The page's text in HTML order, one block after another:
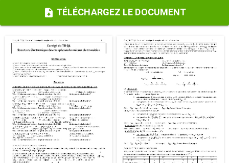
TÉLÉCHARGEZ LE DOCUMENT